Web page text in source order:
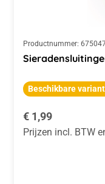
Productnummer:
Beschikbare
Normale prijs:
€ 1,99
Prijzen incl. BTW